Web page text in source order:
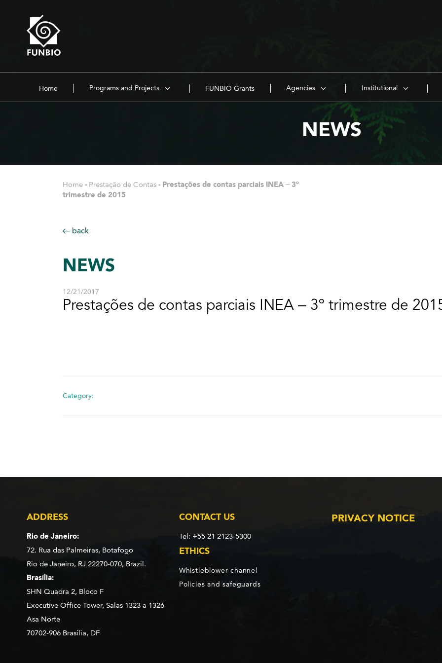
Home Programs and Projects FUNBIO Grants Agencies Institutional
NEWS
Home - Prestação de Contas - Prestações de contas parciais INEA – 3º
trimestre de 2015
back
NEWS
12/21/2017
Prestações de contas parciais INEA – 3º trimestre de
Category:
ADDRESS
Rio de Janeiro:
72. Rua das Palmeiras, Botafogo
Rio de Janeiro, RJ 22270-070, Brazil.
Brasília:
SHN Quadra 2, Bloco F
Executive Office Tower, Salas 1323 a 1326
Asa Norte
70702-906 Brasília, DF
CONTACT US
Tel: +55 21 2123-5300
PRIVACY NOTICE
ETHICS
Whistleblower channel
Policies and safeguards